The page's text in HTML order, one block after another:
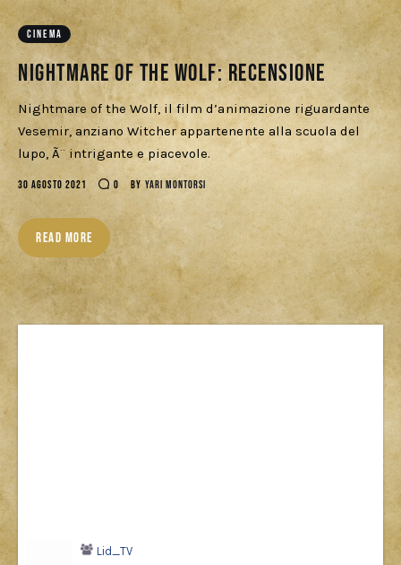
Cercatori
Download
CINEMA
Nightmare of the Wolf: recensione
Nightmare of the Wolf, il film d’animazione riguardante
Vesemir, anziano Witcher appartenente alla scuola del
lupo, Ã¨ intrigante e piacevole.
30 AGOSTO 2021 0 BY YARI MONTORSI
READ MORE
Lid_TV